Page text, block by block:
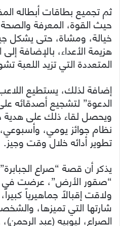
ثم تجميع بطاقات أبطاله
حيث القوة، المعرفة
خيالة، ومشاة، حتى يشكل
هزيمة الأعداء، بالإضافة
المتعددة التي تزيد اللعبة
إضافة لذلك، يستطيع
الدعوة” لتشجيع أصدقائه
ويحصل لقاء ذلك على
نظام جوائز يومي،
تطوير أدائه خلال وقت وجيز.
يذكر أن قصة “صراع
“صقور الأرض”، عرضت في
ولاقت إقبالاً جماهيرياً
شارتها التي تميزها،
الصراع، ليوبيه (عبد